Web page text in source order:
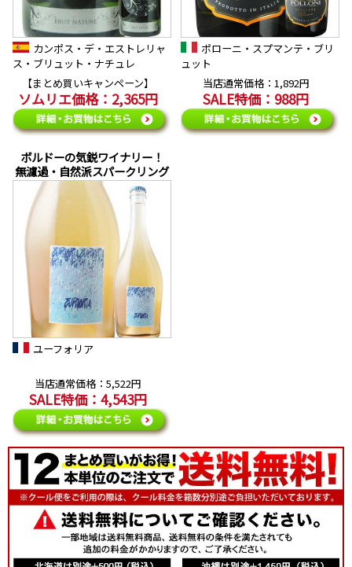
カンポス・デ・エストレリャ
ス・ブリュット・ナチュレ
【まとめ買いキャンペーン】
ソムリエ価格：2,365円
ポローニ・スプマンテ・ブリ
ュット
当店通常価格：1,892円
SALE特価：988円
ボルドーの気鋭ワイナリー！
無濾過・自然派スパークリング
ユーフォリア
当店通常価格：5,522円
SALE特価：4,543円